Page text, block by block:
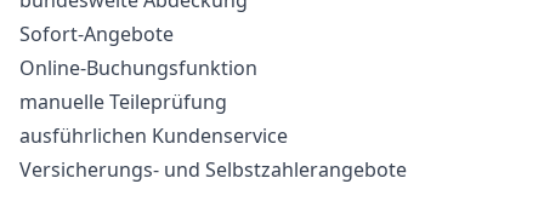
Sofort-Angebote
Online-Buchungsfunktion
manuelle Teileprüfung
ausführlichen Kundenservice
Versicherungs- und Selbstzahlerangebote